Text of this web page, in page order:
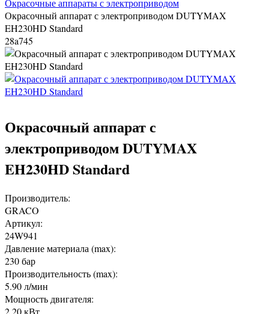
Окрасочные аппараты с электроприводом
Окрасочный аппарат с электроприводом DUTYMAX
EH230HD Standard
28a745
Окрасочный аппарат с
электроприводом DUTYMAX
EH230HD Standard
Производитель:
GRACO
Артикул:
24W941
Давление материала (max):
230 бар
Производительность (max):
5.90 л/мин
Мощность двигателя:
2.20 кВт